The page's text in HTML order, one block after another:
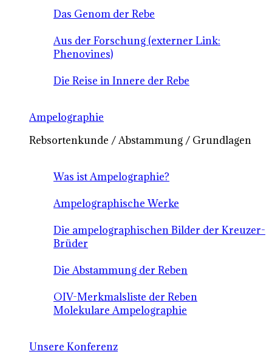
Das Genom der Rebe
Aus der Forschung (externer Link:
Phenovines)
Die Reise in Innere der Rebe
Ampelographie
Rebsortenkunde / Abstammung / Grundlagen
Was ist Ampelographie?
Ampelographische Werke
Die ampelographischen Bilder der Kreuzer-
Brüder
Die Abstammung der Reben
OIV-Merkmalsliste der Reben
Molekulare Ampelographie
Unsere Konferenz